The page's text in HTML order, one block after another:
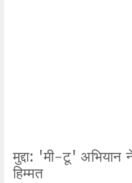
मुद्दा: 'मी-टू' अभियान
हिम्मत